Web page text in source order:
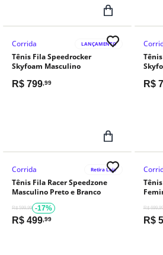
Corrida LANÇAMENTO
Tênis Fila Speedrocker
Skyfoam Masculino
R$ 799 ,99
R$
Corrida Retira Loja
Tênis Fila Racer Speedzone
Masculino Preto e Branco
R$ 599,99 -17%
R$ 499 ,99
R$ 699,99
R$